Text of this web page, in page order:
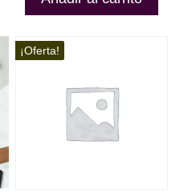
era: es:
¡Oferta!